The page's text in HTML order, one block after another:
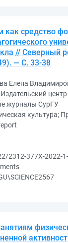
средство
// Северный
— С. 33-38
Елена
журналы СурГУ
культура;
2312-377X-2022-